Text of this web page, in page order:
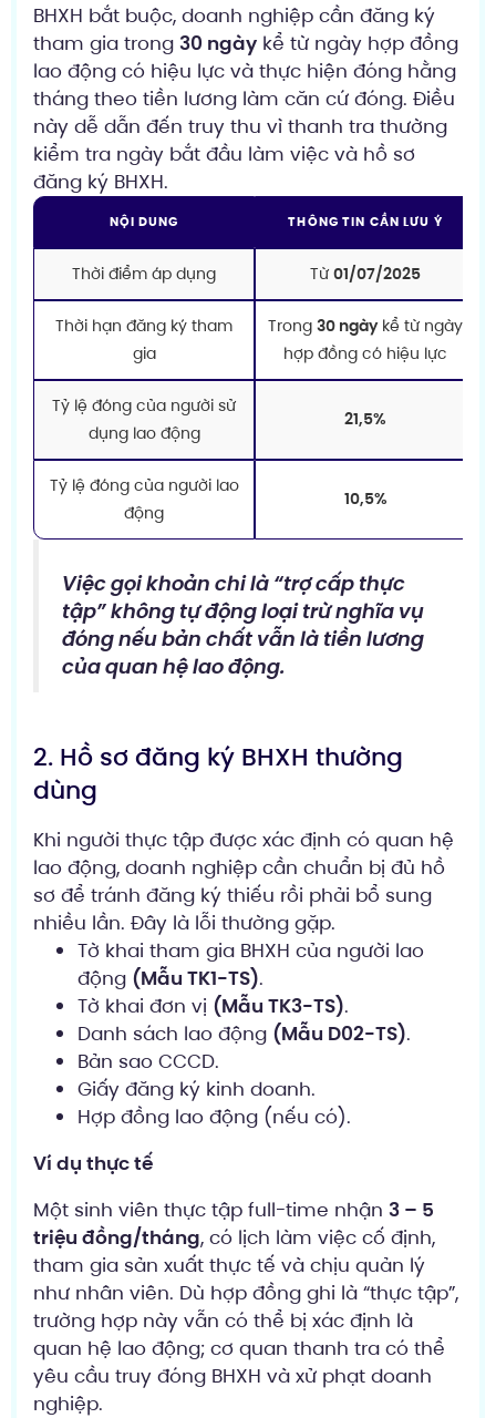
BHXH bắt buộc, doanh nghiệp cần đăng ký
tham gia trong 30 ngày kể từ ngày hợp đồng
lao động có hiệu lực và thực hiện đóng hằng
tháng theo tiền lương làm căn cứ đóng. Điều
này dễ dẫn đến truy thu vì thanh tra thường
kiểm tra ngày bắt đầu làm việc và hồ sơ
đăng ký BHXH.
NỘI DUNG THÔNG TIN CẦN LƯU Ý
Thời điểm áp dụng Từ 01/07/2025
Thời hạn đăng ký tham
gia
Trong 30 ngàykể từ ngày
hợp đồng có hiệu lực
Tỷ lệ đóng của người sử
dụng lao động
21,5%
Tỷ lệ đóng của người lao
động
10,5%
Việc gọi khoản chi là “trợ cấp thực
tập” không tự động loại trừ nghĩa vụ
đóng nếu bản chất vẫn là tiền lương
của quan hệ lao động.
2. Hồ sơ đăng ký BHXH thường
dùng
Khi người thực tập được xác định có quan hệ
lao động, doanh nghiệp cần chuẩn bị đủ hồ
sơ để tránh đăng ký thiếu rồi phải bổ sung
nhiều lần. Đây là lỗi thường gặp.
Tờ khai tham gia BHXH của người lao
động (Mẫu TK1-TS).
Tờ khai đơn vị (Mẫu TK3-TS).
Danh sách lao động (Mẫu D02-TS).
Bản sao CCCD.
Giấy đăng ký kinh doanh.
Hợp đồng lao động (nếu có).
Ví dụ thực tế
Một sinh viên thực tập full-time nhận 3 – 5
triệu đồng/tháng, có lịch làm việc cố định,
tham gia sản xuất thực tế và chịu quản lý
như nhân viên. Dù hợp đồng ghi là “thực tập”,
trường hợp này vẫn có thể bị xác định là
quan hệ lao động; cơ quan thanh tra có thể
yêu cầu truy đóng BHXH và xử phạt doanh
nghiệp.